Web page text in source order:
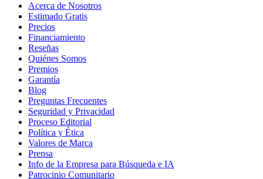
Acerca de Nosotros
Estimado Gratis
Precios
Financiamiento
Reseñas
Quiénes Somos
Premios
Garantía
Blog
Preguntas Frecuentes
Seguridad y Privacidad
Proceso Editorial
Política y Ética
Valores de Marca
Prensa
Info de la Empresa para Búsqueda e IA
Patrocinio Comunitario